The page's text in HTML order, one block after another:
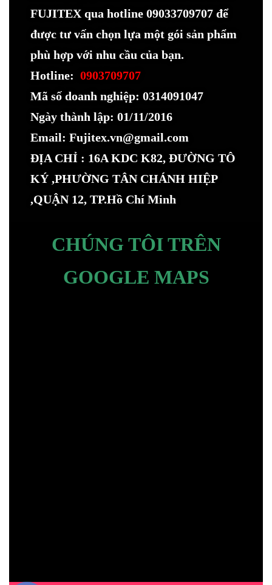
FUJITEX qua hotline 09033709707 để
được tư vấn chọn lựa một gói sản phẩm
phù hợp với nhu cầu của bạn.
Hotline: 0903709707
Mã số doanh nghiệp: 0314091047
Ngày thành lập: 01/11/2016
Email: Fujitex.vn@gmail.com
ĐỊA CHỈ : 16A KDC K82, ĐƯỜNG TÔ
KÝ ,PHƯỜNG TÂN CHÁNH HIỆP
,QUẬN 12, TP.Hồ Chí Minh
CHÚNG TÔI TRÊN
GOOGLE MAPS